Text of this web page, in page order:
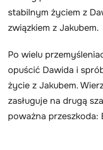
stabilnym życiem z
związkiem z Jakubem.
Po wielu
opuścić Dawida i
życie z Jakubem.
zasługuje na drugą
poważna przeszkoda: